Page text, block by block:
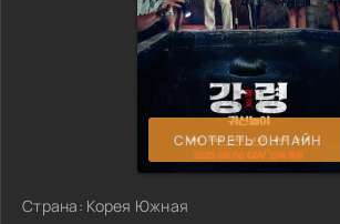
СМОТРЕТЬ ОНЛАЙН
Страна: Корея Южная